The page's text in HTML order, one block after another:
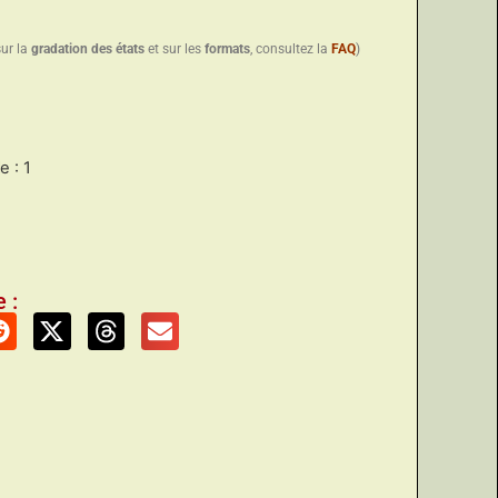
la gradation des états et sur les formats, consultez la FAQ)
: 1
: